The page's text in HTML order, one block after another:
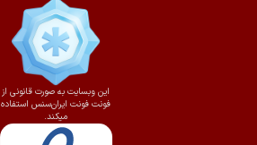
این وبسایت به صورت قانونی از
فونت فونت ایران‌سنس استفاده
میکند.